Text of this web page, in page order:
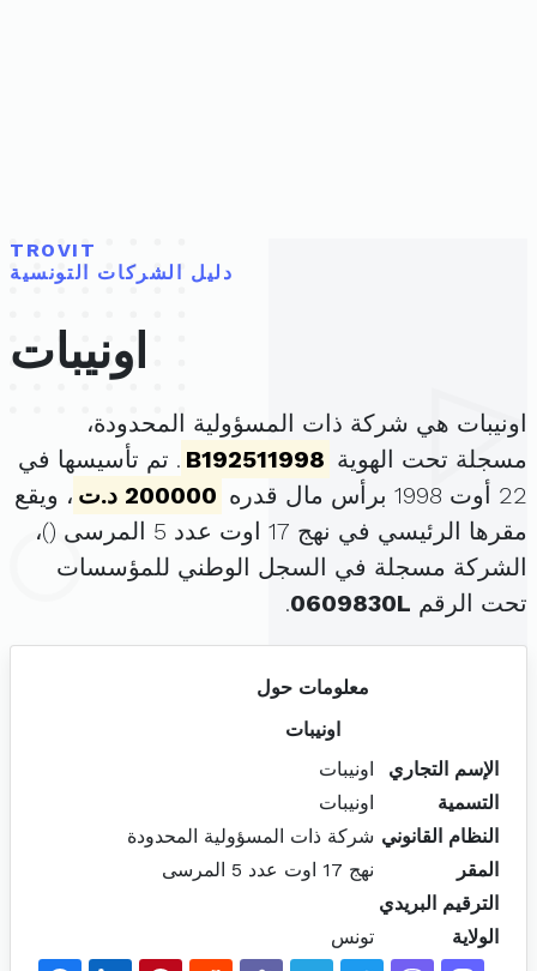
TROVIT
دليل الشركات التونسية
اونيبات
اونيبات هي شركة ذات المسؤولية المحدودة،
مسجلة تحت الهوية B192511998 . تم تأسيسها في
22 أوت 1998 برأس مال قدره
200000 د.ت
، ويقع
مقرها الرئيسي في نهج 17 اوت عدد 5 المرسى (
)،
الشركة مسجلة في السجل الوطني للمؤسسات
تحت الرقم 0609830L
.
معلومات حول
اونيبات
الإسم التجاري
اونيبات
التسمية
اونيبات
النظام القانوني شركة ذات المسؤولية المحدودة
المقر
نهج 17 اوت عدد 5 المرسى
الترقيم البريدي
الولاية
تونس